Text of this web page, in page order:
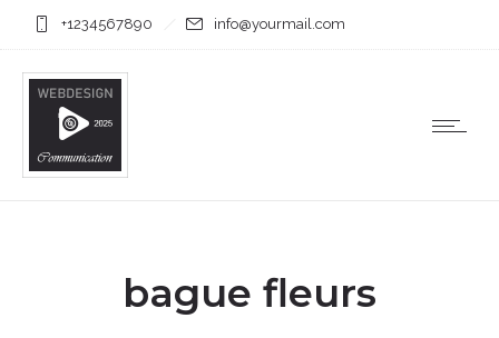
+1234567890 info@yourmail.com
bague fleurs